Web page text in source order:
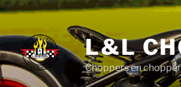
L&L
Choppers en